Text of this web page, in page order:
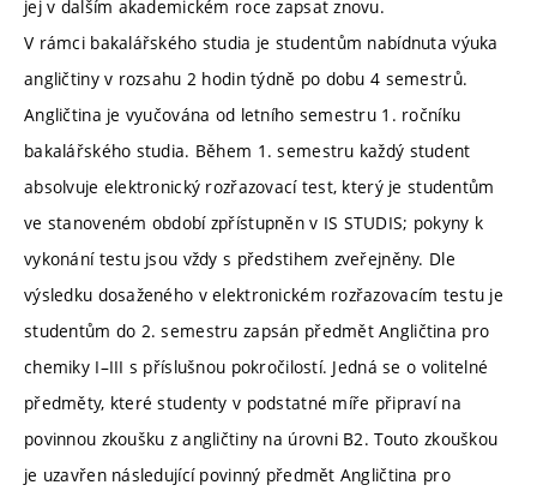
jej v dalším akademickém roce zapsat znovu.
V rámci bakalářského studia je studentům nabídnuta výuka
angličtiny v rozsahu 2 hodin týdně po dobu 4 semestrů.
Angličtina je vyučována od letního semestru 1. ročníku
bakalářského studia. Během 1. semestru každý student
absolvuje elektronický rozřazovací test, který je studentům
ve stanoveném období zpřístupněn v IS STUDIS; pokyny k
vykonání testu jsou vždy s předstihem zveřejněny. Dle
výsledku dosaženého v elektronickém rozřazovacím testu je
studentům do 2. semestru zapsán předmět Angličtina pro
chemiky I–III s příslušnou pokročilostí. Jedná se o volitelné
předměty, které studenty v podstatné míře připraví na
povinnou zkoušku z angličtiny na úrovni B2. Touto zkouškou
je uzavřen následující povinný předmět Angličtina pro